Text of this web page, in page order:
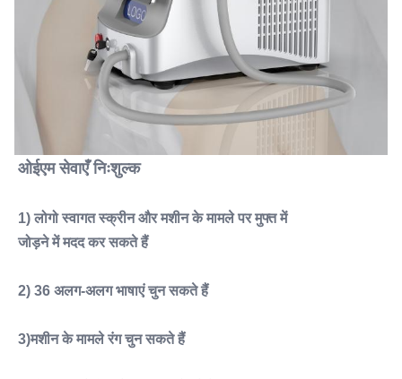
ओईएम सेवाएँ निःशुल्क
1) लोगो स्वागत स्क्रीन और मशीन के मामले पर मुफ्त में
जोड़ने में मदद कर सकते हैं
2) 36 अलग-अलग भाषाएं चुन सकते हैं
3)मशीन के मामले रंग चुन सकते हैं